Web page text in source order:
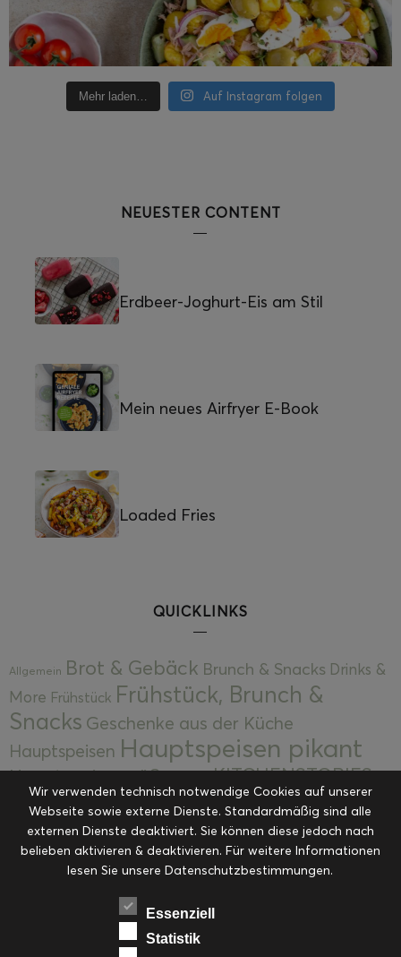
Mehr laden… Auf Instagram folgen
NEUESTER CONTENT
Erdbeer-Joghurt-Eis am Stil
Mein neues Airfryer E-Book
Loaded Fries
QUICKLINKS
Allgemein Brot & Gebäck Brunch & Snacks Drinks &
More Frühstück Frühstück, Brunch &
Snacks Geschenke aus der Küche
Hauptspeisen Hauptspeisen pikant
Hauptspeisen süßKekseKITCHENSTORIES
Kuchen, Torten & Desserts Kuchen und
Desserts Kulinarik Kulinarische Mitbringsel &
Eingemachtes Ohne Kategorie Ostern Resteküche
RezepteSaisonalSliderStartseite
Suppen, Salate & Vorspeisen
Vorspeisen, Salate & Suppen
Wir verwenden technisch notwendige Cookies auf unserer
Webseite sowie externe Dienste. Standardmäßig sind alle
externen Dienste deaktiviert. Sie können diese jedoch nach
belieben aktivieren & deaktivieren. Für weitere Informationen
lesen Sie unsere Datenschutzbestimmungen.
Essenziell
Statistik